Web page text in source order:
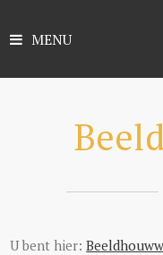
MENU
U bent hier: